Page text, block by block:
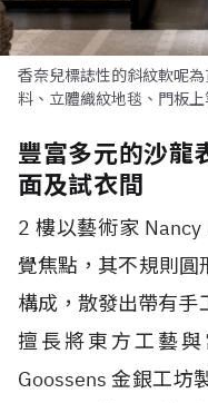
香奈兒標誌性的斜紋軟呢
料、立體織紋地毯、門板上
豐富多元的沙龍
面及試衣間
2 樓以藝術家
覺焦點，其不規則圓
構成，散發出帶有手
擅長將東方工藝
Goossens 金銀工坊